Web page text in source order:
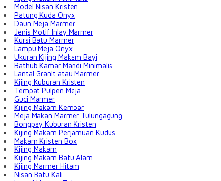
Model Nisan Kristen
Patung Kuda Onyx
Daun Meja Marmer
Jenis Motif Inlay Marmer
Kursi Batu Marmer
Lampu Meja Onyx
Ukuran Kijing Makam Bayi
Bathub Kamar Mandi Minimalis
Lantai Granit atau Marmer
Kijing Kuburan Kristen
Tempat Pulpen Meja
Guci Marmer
Kijing Makam Kembar
Meja Makan Marmer Tulungagung
Bongpay Kuburan Kristen
Kijing Makam Perjamuan Kudus
Makam Kristen Box
Kijing Makam
Kijing Makam Batu Alam
Kijing Marmer Hitam
Nisan Batu Kali